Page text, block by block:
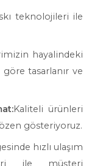
teknolojileri ile
hayalindeki
tasarlanır ve
Kaliteli ürünleri
gösteriyoruz.
hızlı ulaşım
ile müşteri